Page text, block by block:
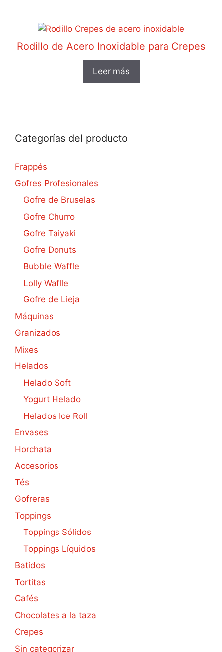
Rodillo de Acero Inoxidable para Crepes
Leer más
Categorías del producto
Frappés
Gofres Profesionales
Gofre de Bruselas
Gofre Churro
Gofre Taiyaki
Gofre Donuts
Bubble Waffle
Lolly Waflle
Gofre de Lieja
Máquinas
Granizados
Mixes
Helados
Helado Soft
Yogurt Helado
Helados Ice Roll
Envases
Horchata
Accesorios
Tés
Gofreras
Toppings
Toppings Sólidos
Toppings Líquidos
Batidos
Tortitas
Cafés
Chocolates a la taza
Crepes
Sin categorizar